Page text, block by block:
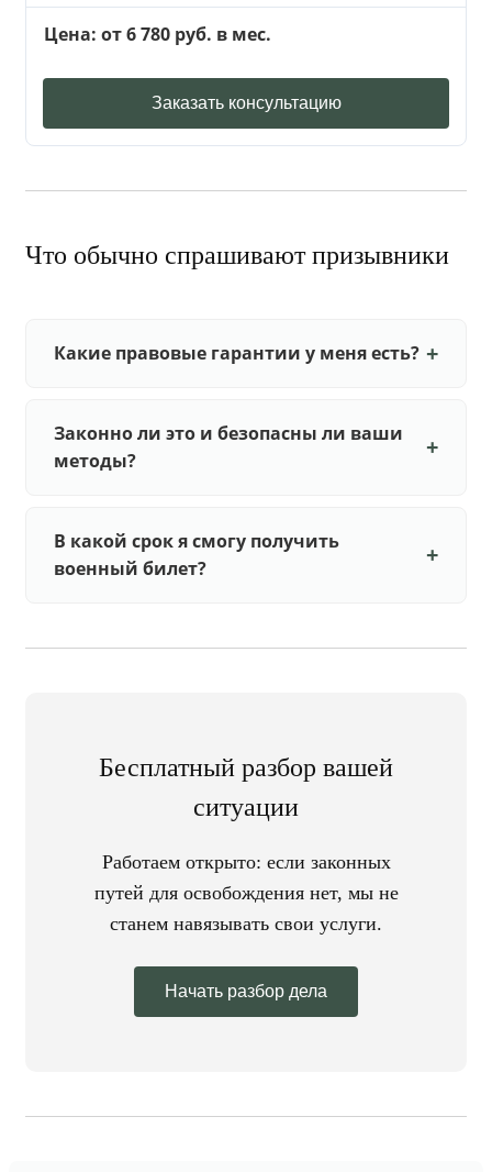
Цена: от 6 780 руб. в мес.
Заказать консультацию
Что обычно спрашивают призывники
Какие правовые гарантии у меня есть?
Законно ли это и безопасны ли ваши
методы?
В какой срок я смогу получить
военный билет?
Бесплатный разбор вашей
ситуации
Работаем открыто: если законных
путей для освобождения нет, мы не
станем навязывать свои услуги.
Начать разбор дела